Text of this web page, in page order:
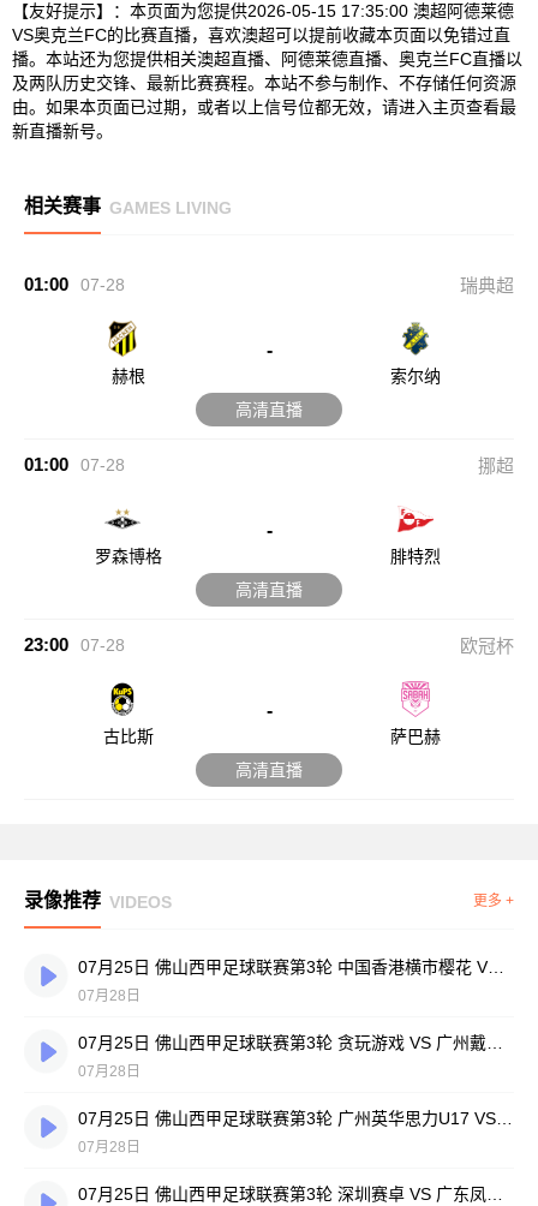
【友好提示】：本页面为您提供2026-05-15 17:35:00 澳超阿德莱德
VS奥克兰FC的比赛直播，喜欢澳超可以提前收藏本页面以免错过直
播。本站还为您提供相关澳超直播、阿德莱德直播、奥克兰FC直播以
及两队历史交锋、最新比赛赛程。本站不参与制作、不存储任何资源
由。如果本页面已过期，或者以上信号位都无效，请进入主页查看最
新直播新号。
相关赛事 GAMES LIVING
01:00 07-28 瑞典超
赫根
-
索尔纳
高清直播
01:00 07-28 挪超
罗森博格
-
腓特烈
高清直播
23:00 07-28 欧冠杯
古比斯
-
萨巴赫
高清直播
录像推荐 VIDEOS 更多 +
07月25日 佛山西甲足球联赛第3轮 中国香港横市樱花 VS 吉图省实青年 全场录像
07月28日
07月28日
07月28日